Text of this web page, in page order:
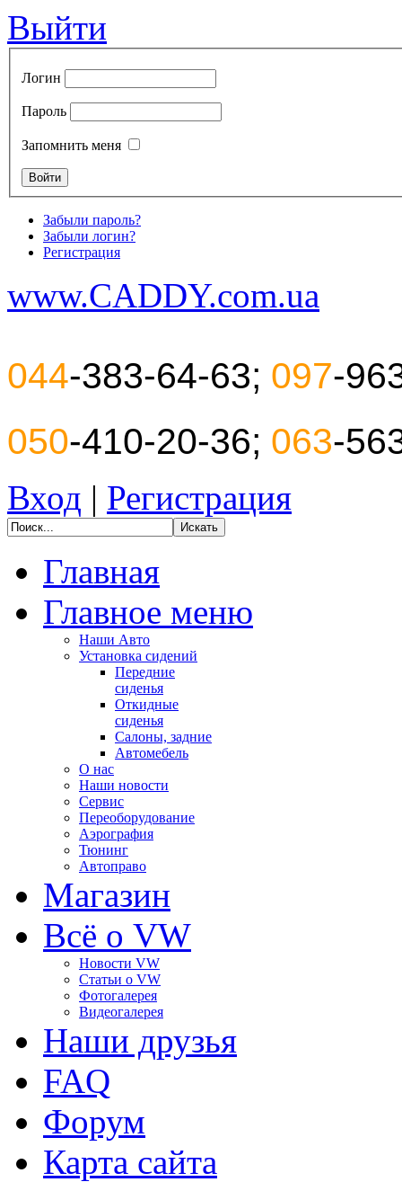
Выйти
Логин
Пароль
Запомнить меня
Забыли пароль?
Забыли логин?
Регистрация
www.CADDY.com.ua
044-383-64-63; 097-
050-410-20-36; 063-
Вход | Регистрация
Главная
Главное меню
Наши Авто
Установка сидений
Передние
сиденья
Откидные
сиденья
Салоны, задние
Автомебель
О нас
Наши новости
Сервис
Переоборудование
Аэрография
Тюнинг
Автоправо
Магазин
Всё о VW
Новости VW
Статьи o VW
Фотогалерея
Видеогалерея
Наши друзья
FAQ
Форум
Карта сайта